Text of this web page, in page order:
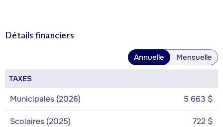
Détails financiers
Annuelle Mensuelle
TAXES
Municipales (2026) 5 663 $
Scolaires (2025) 722 $